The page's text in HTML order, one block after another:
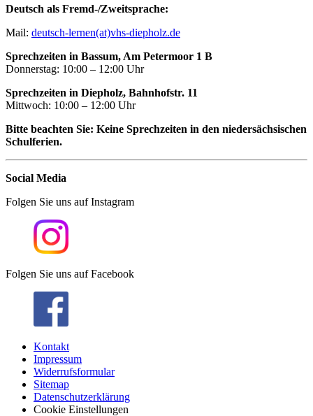
Deutsch als Fremd-/Zweitsprache:
Mail: deutsch-lernen(at)vhs-diepholz.de
Sprechzeiten in Bassum, Am Petermoor 1 B
Donnerstag: 10:00 – 12:00 Uhr
Sprechzeiten in Diepholz, Bahnhofstr. 11
Mittwoch: 10:00 – 12:00 Uhr
Bitte beachten Sie: Keine Sprechzeiten in den niedersächsischen
Schulferien.
Social Media
Folgen Sie uns auf Instagram
Folgen Sie uns auf Facebook
Kontakt
Impressum
Widerrufsformular
Sitemap
Datenschutzerklärung
Cookie Einstellungen